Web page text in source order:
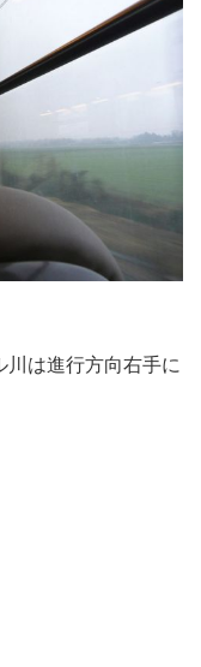
は進行方向右手に